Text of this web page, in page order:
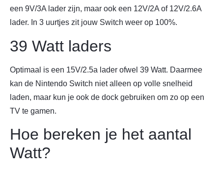
een 9V/3A lader zijn, maar ook een 12V/2A of 12V/2.6A
lader. In 3 uurtjes zit jouw Switch weer op 100%.
39 Watt laders
Optimaal is een 15V/2.5a lader ofwel 39 Watt. Daarmee
kan de Nintendo Switch niet alleen op volle snelheid
laden, maar kun je ook de dock gebruiken om zo op een
TV te gamen.
Hoe bereken je het aantal
Watt?